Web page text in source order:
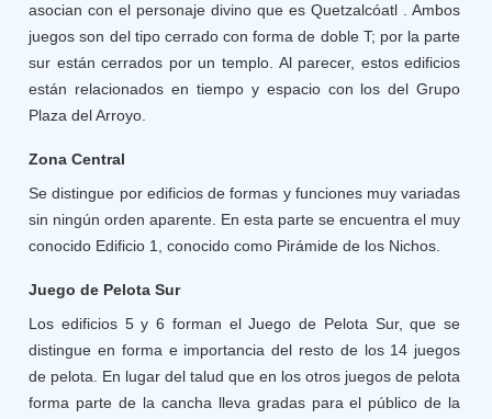
asocian con el personaje divino que es Quetzalcóatl . Ambos
juegos son del tipo cerrado con forma de doble T; por la parte
sur están cerrados por un templo. Al parecer, estos edificios
están relacionados en tiempo y espacio con los del Grupo
Plaza del Arroyo.
Zona Central
Se distingue por edificios de formas y funciones muy variadas
sin ningún orden aparente. En esta parte se encuentra el muy
conocido Edificio 1, conocido como Pirámide de los Nichos.
Juego de Pelota Sur
Los edificios 5 y 6 forman el Juego de Pelota Sur, que se
distingue en forma e importancia del resto de los 14 juegos
de pelota. En lugar del talud que en los otros juegos de pelota
forma parte de la cancha lleva gradas para el público de la